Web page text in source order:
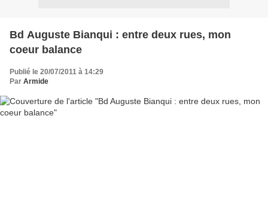
Bd Auguste Bianqui : entre deux rues, mon
coeur balance
Publié le 20/07/2011 à 14:29
Par Armide